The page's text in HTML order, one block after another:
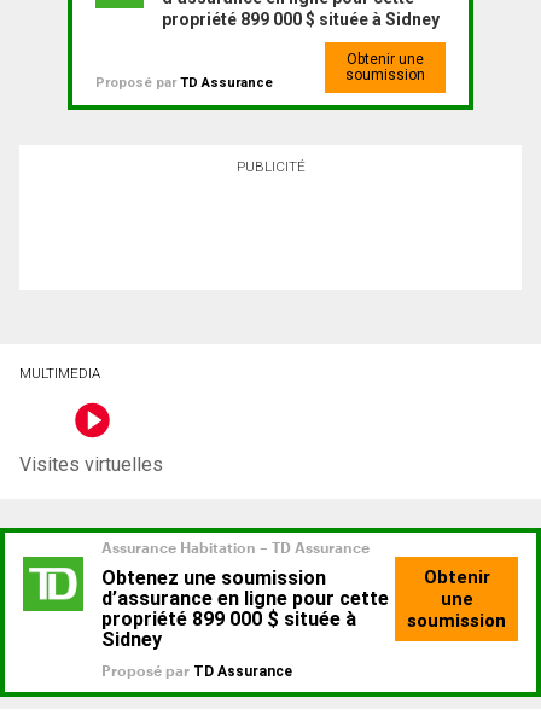
propriété 899 000 $ située à Sidney
Proposé parTD Assurance
Obtenir une
soumission
PUBLICITÉ
MULTIMEDIA
Visites virtuelles